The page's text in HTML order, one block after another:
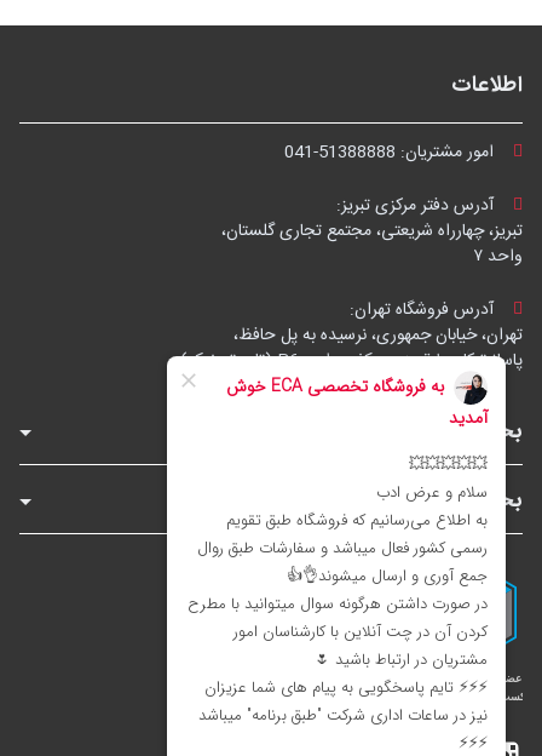
اطلاعات
امور مشتریان: 041-51388888
آدرس دفتر مرکزی تبریز:
تبریز، چهارراه شریعتی، مجتمع تجاری گلستان،
واحد ۷
آدرس فروشگاه تهران:
تهران، خیابان جمهوری، نرسیده به پل حافظ،
پاساژ توکل، طبقه زیرهمکف، واحد B6 (تاپ ترونیک)
بخش‌های فروشگاه
بخش‌های سایت